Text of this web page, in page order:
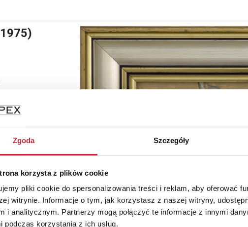
Zgoda Szczegóły
korzysta z plików cookie
pliki cookie do spersonalizowania treści i reklam, aby oferować
witrynie. Informacje o tym, jak korzystasz z naszej witryny,
i analitycznym. Partnerzy mogą połączyć te informacje z innymi
podczas korzystania z ich usług.